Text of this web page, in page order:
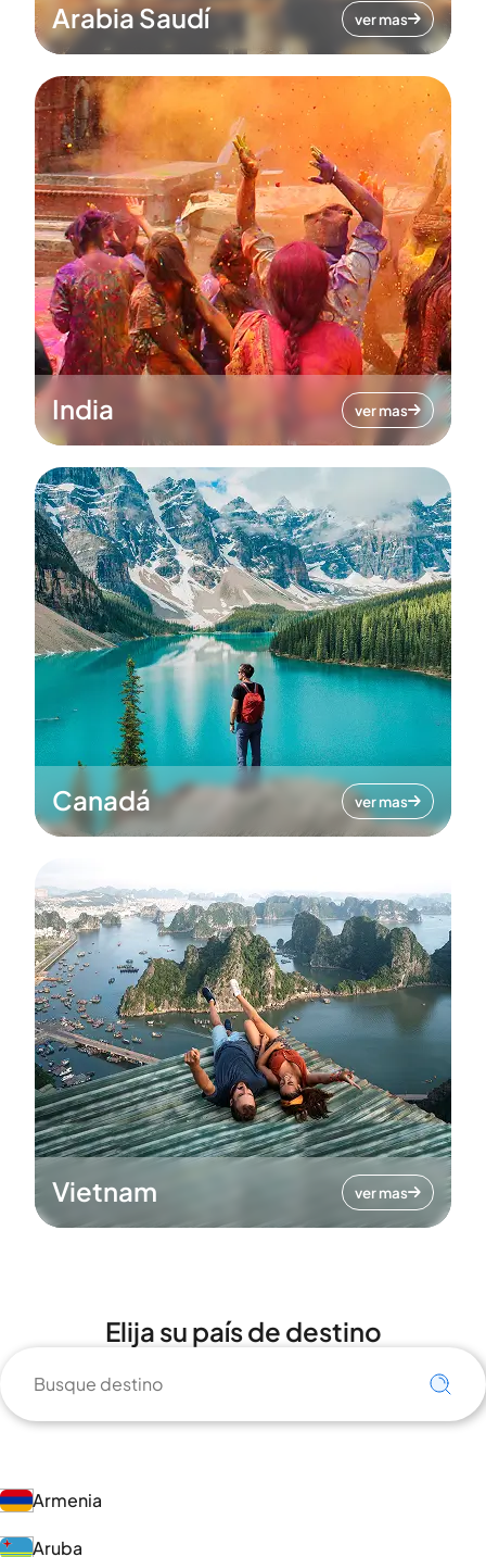
Arabia Saudí ver mas
India ver mas
Canadá ver mas
Vietnam ver mas
Elija su país de destino
Armenia
Aruba